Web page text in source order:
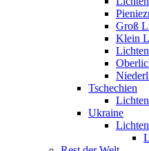
Groß
Klein
Tschechien
Ukraine